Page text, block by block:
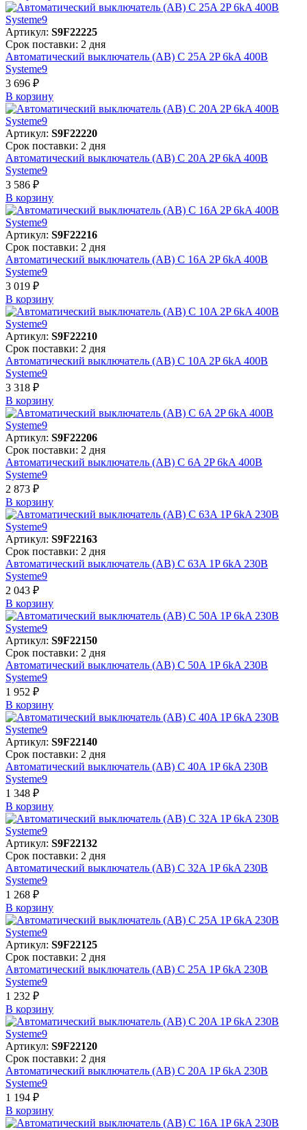
Артикул: S9F22225
Срок поставки: 2 дня
Автоматический выключатель (АВ) C 25A 2P 6kA 400В
Systeme9
3 696 ₽
В корзинy
Артикул: S9F22220
Срок поставки: 2 дня
Автоматический выключатель (АВ) C 20A 2P 6kA 400В
Systeme9
3 586 ₽
В корзинy
Артикул: S9F22216
Срок поставки: 2 дня
Автоматический выключатель (АВ) C 16A 2P 6kA 400В
Systeme9
3 019 ₽
В корзинy
Артикул: S9F22210
Срок поставки: 2 дня
Автоматический выключатель (АВ) C 10A 2P 6kA 400В
Systeme9
3 318 ₽
В корзинy
Артикул: S9F22206
Срок поставки: 2 дня
Автоматический выключатель (АВ) C 6A 2P 6kA 400В
Systeme9
2 873 ₽
В корзинy
Артикул: S9F22163
Срок поставки: 2 дня
Автоматический выключатель (АВ) C 63A 1P 6kA 230В
Systeme9
2 043 ₽
В корзинy
Артикул: S9F22150
Срок поставки: 2 дня
Автоматический выключатель (АВ) C 50A 1P 6kA 230В
Systeme9
1 952 ₽
В корзинy
Артикул: S9F22140
Срок поставки: 2 дня
Автоматический выключатель (АВ) C 40A 1P 6kA 230В
Systeme9
1 348 ₽
В корзинy
Артикул: S9F22132
Срок поставки: 2 дня
Автоматический выключатель (АВ) C 32A 1P 6kA 230В
Systeme9
1 268 ₽
В корзинy
Артикул: S9F22125
Срок поставки: 2 дня
Автоматический выключатель (АВ) C 25A 1P 6kA 230В
Systeme9
1 232 ₽
В корзинy
Артикул: S9F22120
Срок поставки: 2 дня
Автоматический выключатель (АВ) C 20A 1P 6kA 230В
Systeme9
1 194 ₽
В корзинy